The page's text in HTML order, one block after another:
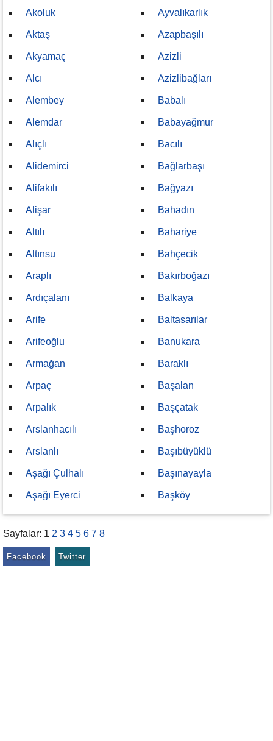
Akoluk
Aktaş
Akyamaç
Alcı
Alembey
Alemdar
Alıçlı
Alidemirci
Alifakılı
Alişar
Altılı
Altınsu
Araplı
Ardıçalanı
Arife
Arifeoğlu
Armağan
Arpaç
Arpalık
Arslanhacılı
Arslanlı
Aşağı Çulhalı
Aşağı Eyerci
Ayvalıkarlık
Azapbaşılı
Azizli
Azizlibağları
Babalı
Babayağmur
Bacılı
Bağlarbaşı
Bağyazı
Bahadın
Bahariye
Bahçecik
Bakırboğazı
Balkaya
Baltasarılar
Banukara
Baraklı
Başalan
Başçatak
Başhoroz
Başıbüyüklü
Başınayayla
Başköy
Sayfalar: 1 2 3 4 5 6 7 8
Facebook Twitter